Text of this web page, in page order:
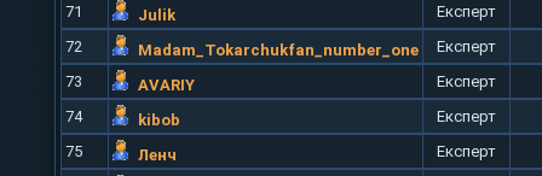
71
Julik
Експерт
72
Madam_Tokarchukfan_number_one
Експерт
73
AVARIY
Експерт
74
kibob
Експерт
75
Ленч
Експерт